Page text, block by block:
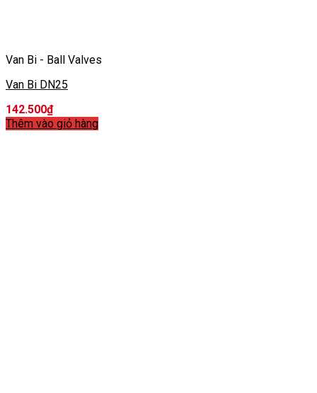
Van Bi - Ball Valves
Van Bi DN25
142.500₫
Thêm vào giỏ hàng